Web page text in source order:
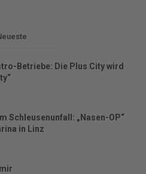
Betriebe: Die Plus City wird
Schleusenunfall: „Nasen-OP“
in Linz